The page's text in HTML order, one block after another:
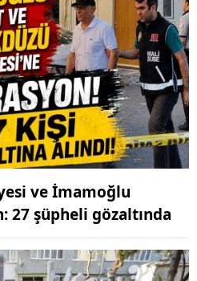
ve İmamoğlu
27 şüpheli gözaltında